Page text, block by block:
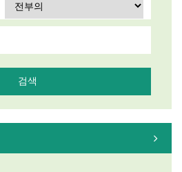
검색